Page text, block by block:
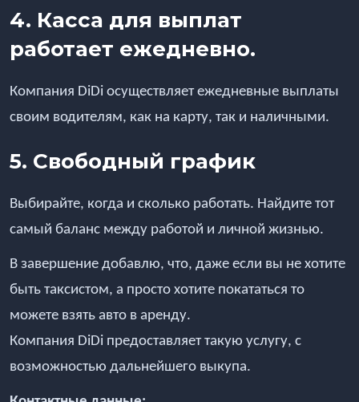
4. Касса для выплат
работает ежедневно.
Компания DiDi осуществляет ежедневные выплаты
своим водителям, как на карту, так и наличными.
5. Свободный график
Выбирайте, когда и сколько работать. Найдите тот
самый баланс между работой и личной жизнью.
В завершение добавлю, что, даже если вы не хотите
быть таксистом, а просто хотите покататься то
можете взять авто в аренду.
Компания DiDi предоставляет такую услугу, с
возможностью дальнейшего выкупа.